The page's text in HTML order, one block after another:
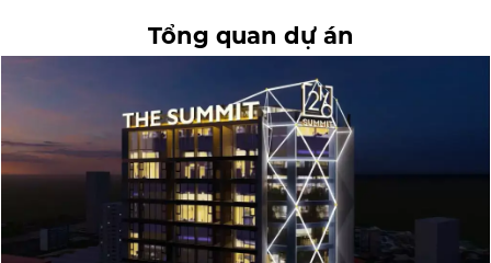
Tổng quan dự án